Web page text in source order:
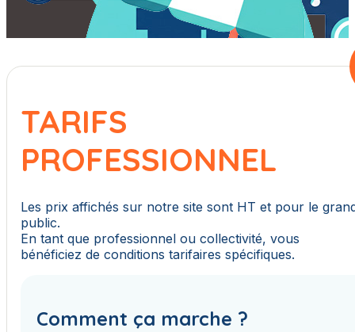
TARIFS
PROFESSIONNEL
Les prix affichés sur notre site sont HT et pour le
public.
En tant que professionnel ou collectivité, vous
bénéficiez de conditions tarifaires spécifiques.
Comment ça marche ?